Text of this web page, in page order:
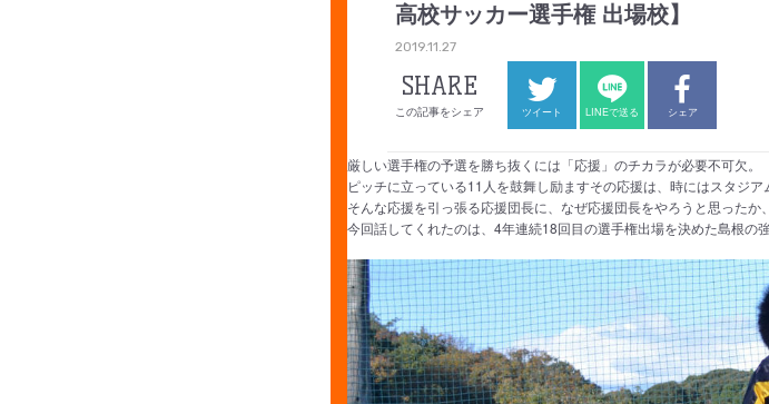
高校サッカー選手権 出場校】
2019.11.27
SHARE
この記事をシェア ツイート LINEで送る シェア
厳しい選手権の予選を勝ち抜くには「応援」のチカラが必要不可欠。
ピッチに立っている11人を鼓舞し励ますその応援は、時にはスタジア
そんな応援を引っ張る応援団長に、なぜ応援団長をやろうと思ったか
今回話してくれたのは、4年連続18回目の選手権出場を決めた島根の